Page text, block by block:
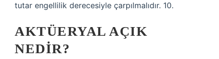
tutar engellilik derecesiyle çarpılmalıdır. 10.
AKTÜERYAL AÇIK
NEDIR?